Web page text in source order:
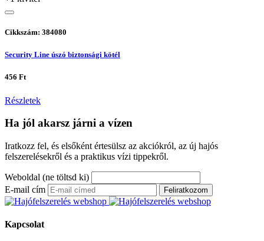
Cikkszám: 384080
Security Line úszó biztonsági kötél
456 Ft
Részletek
Ha jól akarsz járni a vízen
Iratkozz fel, és elsőként értesülsz az akciókról, az új hajós
felszerelésekről és a praktikus vízi tippekről.
Weboldal (ne töltsd ki)
E-mail cím
Feliratkozom
Kapcsolat